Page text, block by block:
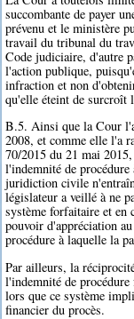
succombante de payer
prévenu et le ministère
travail du tribunal du
Code judiciaire, d'autre
l'action publique,
infraction et non
qu'elle éteint de surcroît
B.5. Ainsi que la Cour
2008, et comme elle l'a
70/2015 du 21 mai
l'indemnité de
juridiction civile
législateur a veillé à ne
système forfaitaire et en
pouvoir d'appréciation
procédure à laquelle la
Par ailleurs, la
l'indemnité de
lors que ce système
financier du procès.